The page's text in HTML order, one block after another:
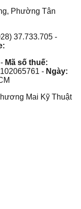
Phường Tân
37.733.705 -
- Mã số thuế:
- Ngày:
Mai Kỹ Thuật